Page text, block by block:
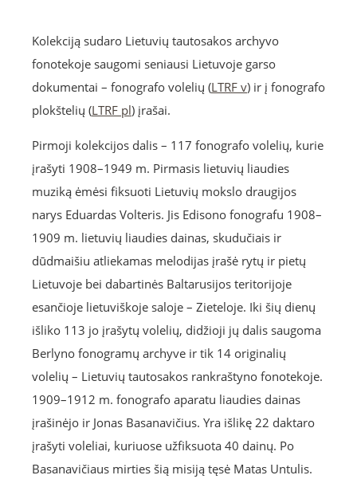
Kolekciją sudaro Lietuvių tautosakos archyvo
fonotekoje saugomi seniausi Lietuvoje garso
dokumentai – fonografo volelių (LTRF v) ir į fonografo
plokštelių (LTRF pl) įrašai.
Pirmoji kolekcijos dalis – 117 fonografo volelių, kurie
įrašyti 1908–1949 m. Pirmasis lietuvių liaudies
muziką ėmėsi fiksuoti Lietuvių mokslo draugijos
narys Eduardas Volteris. Jis Edisono fonografu 1908–
1909 m. lietuvių liaudies dainas, skudučiais ir
dūdmaišiu atliekamas melodijas įrašė rytų ir pietų
Lietuvoje bei dabartinės Baltarusijos teritorijoje
esančioje lietuviškoje saloje – Zieteloje. Iki šių dienų
išliko 113 jo įrašytų volelių, didžioji jų dalis saugoma
Berlyno fonogramų archyve ir tik 14 originalių
volelių – Lietuvių tautosakos rankraštyno fonotekoje.
1909–1912 m. fonografo aparatu liaudies dainas
įrašinėjo ir Jonas Basanavičius. Yra išlikę 22 daktaro
įrašyti voleliai, kuriuose užfiksuota 40 dainų. Po
Basanavičiaus mirties šią misiją tęsė Matas Untulis.